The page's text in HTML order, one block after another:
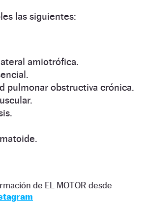
las siguientes:
amiotrófica.
pulmonar obstructiva crónica.
de EL MOTOR desde